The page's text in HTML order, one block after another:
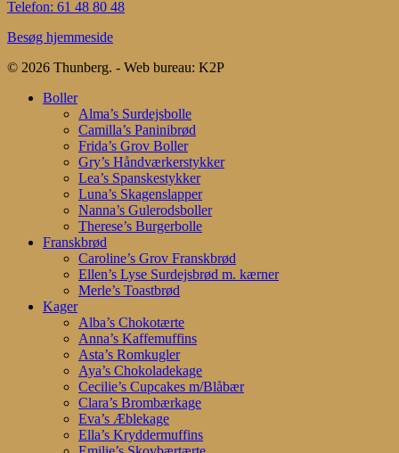
Telefon: 61 48 80 48
Besøg hjemmeside
© 2026 Thunberg. - Web bureau: K2P
Close
Boller
Alma’s Surdejsbolle
Camilla’s Paninibrød
Frida’s Grov Boller
Gry’s Håndværkerstykker
Lea’s Spanskestykker
Luna’s Skagenslapper
Nanna’s Gulerodsboller
Therese’s Burgerbolle
Franskbrød
Caroline’s Grov Franskbrød
Ellen’s Lyse Surdejsbrød m. kærner
Merle’s Toastbrød
Kager
Alba’s Chokotærte
Anna’s Kaffemuffins
Asta’s Romkugler
Aya’s Chokoladekage
Cecilie’s Cupcakes m/Blåbær
Clara’s Brombærkage
Eva’s Æblekage
Ella’s Kryddermuffins